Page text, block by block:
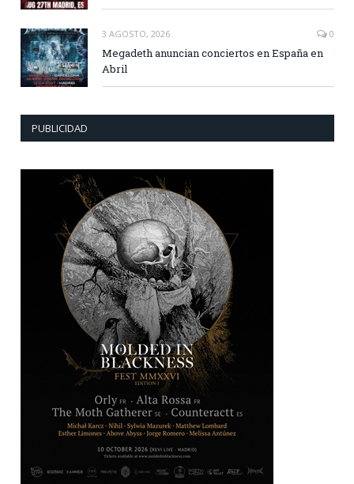
3 AGOSTO, 2026 0
Megadeth anuncian conciertos en España en
Abril
PUBLICIDAD